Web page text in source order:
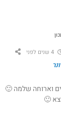
4 שנים לפני
וארוחה שלמה 🙂
🙂